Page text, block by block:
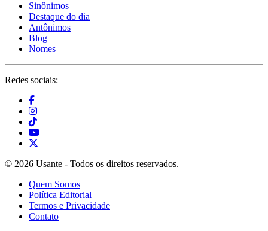
Sinônimos
Destaque do dia
Antônimos
Blog
Nomes
Redes sociais:
© 2026 Usante - Todos os direitos reservados.
Quem Somos
Política Editorial
Termos e Privacidade
Contato